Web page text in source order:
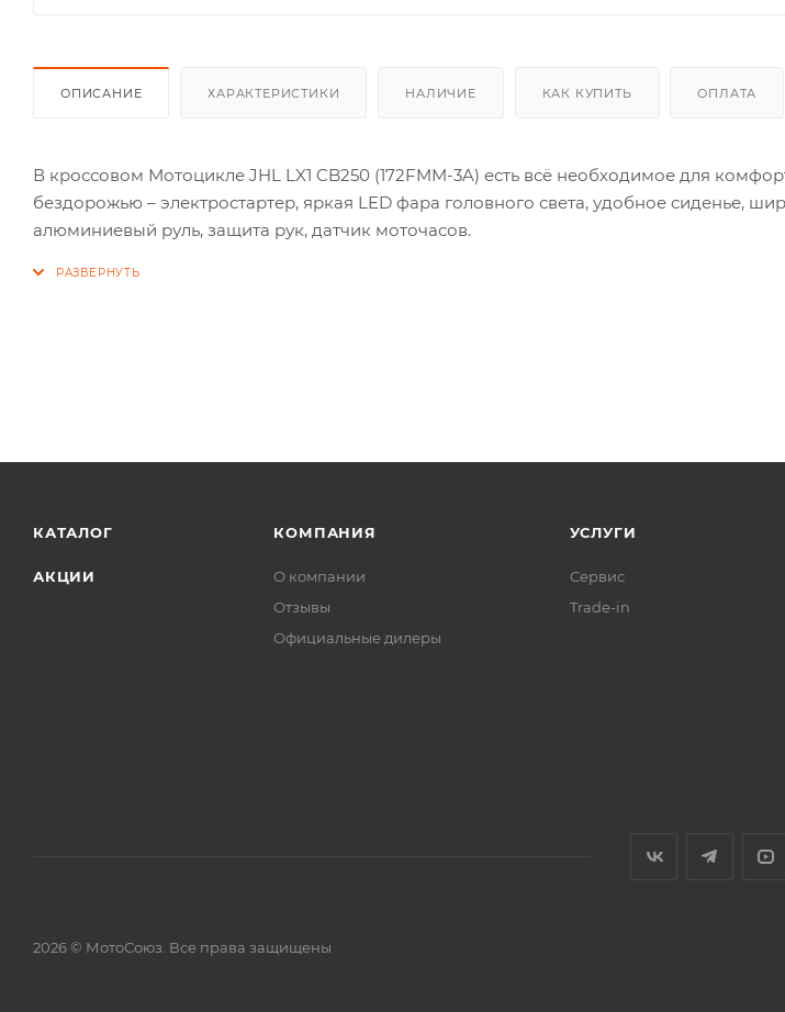
ОПИСАНИЕ ХАРАКТЕРИСТИКИ НАЛИЧИЕ КАК КУПИТЬ ОПЛАТА
В кроссовом Мотоцикле JHL LX1 CB250 (172FMM-3A) есть всё необходимое для
бездорожью – электростартер, яркая LED фара головного света, удобное сиденье,
алюминиевый руль, защита рук, датчик моточасов.
КАТАЛОГ
АКЦИИ
КОМПАНИЯ
О компании
Отзывы
Официальные дилеры
УСЛУГИ
Сервис
Trade-in
2026 © МотоСоюз. Все права защищены